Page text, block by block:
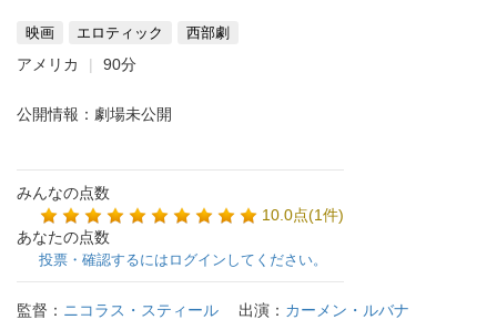
映画 エロティック 西部劇
アメリカ 90分
公開情報：劇場未公開
みんなの点数
10.0点(1件)
あなたの点数
投票・確認するにはログインしてください。
監督： ニコラス・スティール 出演： カーメン・ルバナ